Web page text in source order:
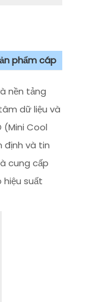
phẩm cáp
nền tảng
dữ liệu và
(Mini Cool
định và tin
cung cấp
suất